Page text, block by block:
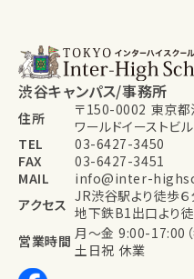
渋谷キャンパス/事務所
住所
〒150-0002 東京
ワールドイーストビ
TEL
03-6427-3450
FAX
03-6427-3451
MAIL
info@inter-
アクセス JR渋谷駅より徒歩
地下鉄B1出口より
営業時間 月～金 9:00-17:00（
土日祝 休業